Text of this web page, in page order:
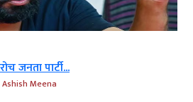
जनता पार्टी...
Ashish Meena